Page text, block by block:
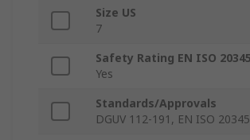
Size US
7
Safety Rating EN ISO 20345
Yes
Standards/Approvals
DGUV 112-191, EN ISO